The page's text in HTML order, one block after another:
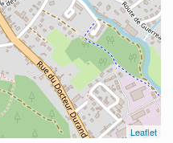
Leaflet